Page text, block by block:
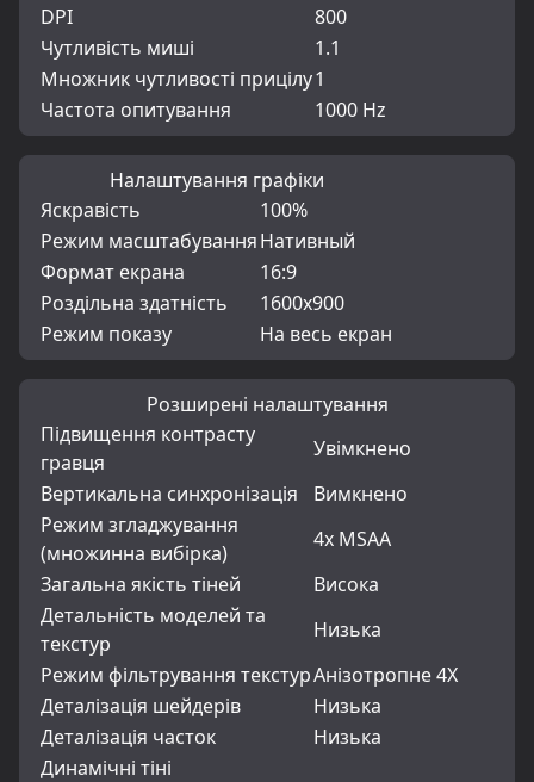
DPI
800
Чутливість миші
1.1
Множник чутливості прицілу1
Частота опитування
1000 Hz
Налаштування графіки
Яскравість
100%
Режим масштабуванняНативный
Формат екрана
16:9
Роздільна здатність
1600x900
Режим показу
На весь екран
Розширені налаштування
Підвищення контрасту
гравця
Увімкнено
Вертикальна синхронізація
Вимкнено
Режим згладжування
(множинна вибірка)
4x MSAA
Загальна якість тіней
Висока
Детальність моделей та
текстур
Низька
Режим фільтрування текстурАнізотропне 4X
Деталізація шейдерів
Низька
Деталізація часток
Низька
Динамічні тіні